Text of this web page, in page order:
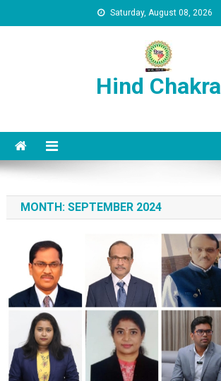
Saturday, August 08, 2026
Hind Chakra
MONTH: SEPTEMBER 2024